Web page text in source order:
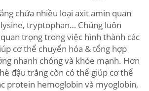
chứa nhiều loại axit amin quan
tryptophan… Chúng luôn
trọng trong việc hình thành các
cơ thể chuyển hóa & tổng hợp
nhanh chóng và khỏe mạnh. Hơn
đậu trắng còn có thể giúp cơ thể
protein hemoglobin và myoglobin,